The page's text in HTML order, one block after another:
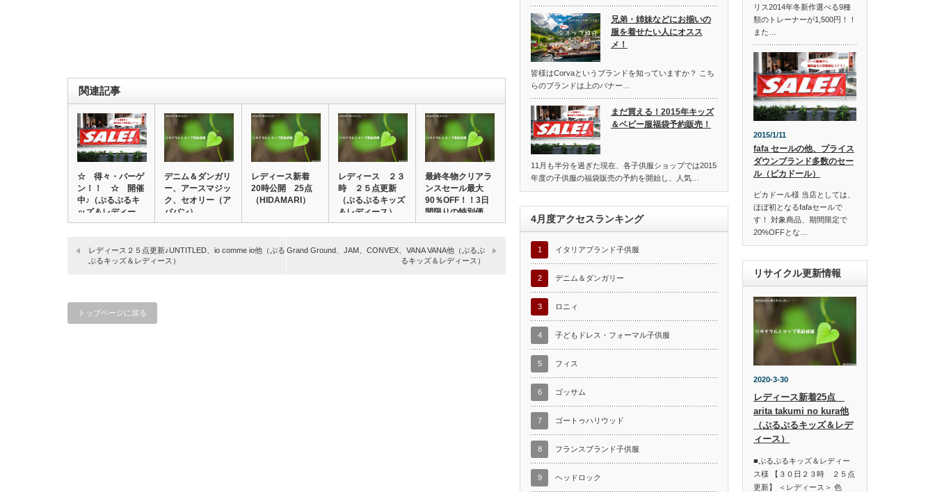
関連記事
☆ 得々・バーゲ
ン！！ ☆ 開催
中♪（ぷるぷるキ
ッズ＆レディー
ス…
デニム＆ダンガリ
ー、アースマジッ
ク、セオリー（ア
ババン）
レディース新着
20時公開 25点
（HIDAMARI）
レディース ２３
時 ２５点更新
（ぷるぷるキッズ
＆レディース）
最終冬物クリアラ
ンスセール最大
90％OFF！！3日
間限りの特別価…
レディース２５点更新♪UNTITLED、io comme io他（ぷる
ぷるキッズ＆レディース）
Grand Ground、JAM、CONVEX、VANA VANA他（ぷるぷ
るキッズ＆レディース）
トップページに戻る
兄弟・姉妹などにお揃いの
服を着せたい人にオスス
メ！
皆様はCorvaというブランドを知っていますか？ こち
らのブランドは上のバナー…
まだ買える！2015年キッズ
＆ベビー服福袋予約販売！
11月も半分を過ぎた現在、各子供服ショップでは2015
年度の子供服の福袋販売の予約を開始し、人気…
4月度アクセスランキング
1 イタリアブランド子供服
2 デニム＆ダンガリー
3 ロニィ
4 子どもドレス・フォーマル子供服
5 フィス
6 ゴッサム
7 ゴートゥハリウッド
8 フランスブランド子供服
9 ヘッドロック
リス2014年冬新作選べる9種
類のトレーナーが1,500円！！
また…
2015/1/11
fafa セールの他、プライス
ダウンブランド多数のセー
ル（ピカドール）
ピカドール様 当店としては、
ほぼ初となるfafaセールで
す！ 対象商品、期間限定で
20%OFFとな…
リサイクル更新情報
2020-3-30
レディース新着25点
arita takumi no kura他
（ぷるぷるキッズ＆レデ
ィース）
■ぷるぷるキッズ＆レディー
ス様 【３０日２３時 ２５点
更新】 ＜レディース＞ 色